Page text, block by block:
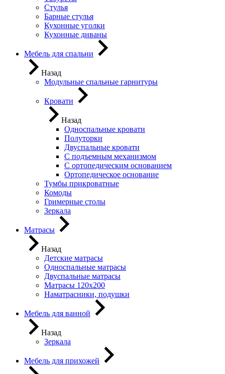
Стулья
Барные стулья
Кухонные уголки
Кухонные диваны
Мебель для спальни
Назад
Модульные спальные гарнитуры
Кровати
Назад
Односпальные кровати
Полуторки
Двуспальные кровати
С подъемным механизмом
С ортопедическим основанием
Ортопедическое основание
Тумбы прикроватные
Комоды
Гримерные столы
Зеркала
Матрасы
Назад
Детские матрасы
Односпальные матрасы
Двуспальные матрасы
Матрасы 120х200
Наматрасники, подушки
Мебель для ванной
Назад
Зеркала
Мебель для прихожей